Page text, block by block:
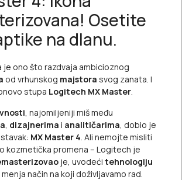
Osetite
na dlanu.
je ono što razdvaja ambicioznog
od vrhunskog majstora svog zanata. I
stupa Logitech MX Master
, najomiljeniji miš među
dizajnerima i analitičarima , dobio je
MX Master 4 . Ali nemojte misliti
kozmetička promena – Logitech je
je, uvodeći tehnologiju
način na koji doživljavamo rad.